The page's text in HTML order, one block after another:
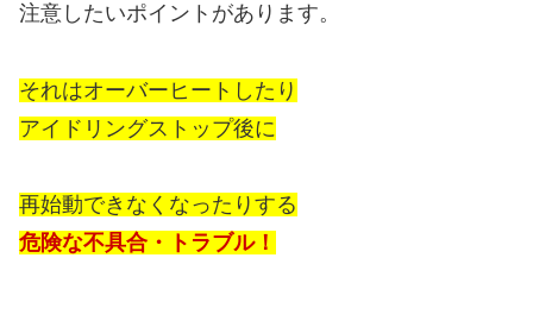
注意したいポイントがあります。
それはオーバーヒートしたり
アイドリングストップ後に
再始動できなくなったりする
危険な不具合・トラブル！